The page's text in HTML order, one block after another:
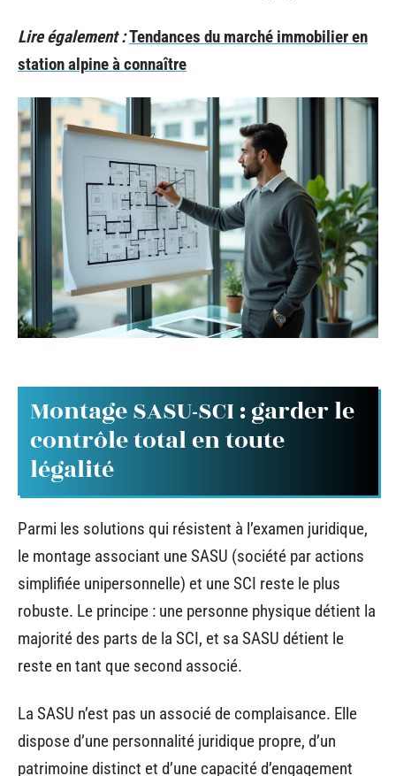
Lire également :Tendances du marché immobilier en
station alpine à connaître
Montage SASU-SCI : garder le
contrôle total en toute
légalité
Parmi les solutions qui résistent à l’examen juridique,
le montage associant une SASU (société par actions
simplifiée unipersonnelle) et une SCI reste le plus
robuste. Le principe : une personne physique détient la
majorité des parts de la SCI, et sa SASU détient le
reste en tant que second associé.
La SASU n’est pas un associé de complaisance. Elle
dispose d’une personnalité juridique propre, d’un
patrimoine distinct et d’une capacité d’engagement